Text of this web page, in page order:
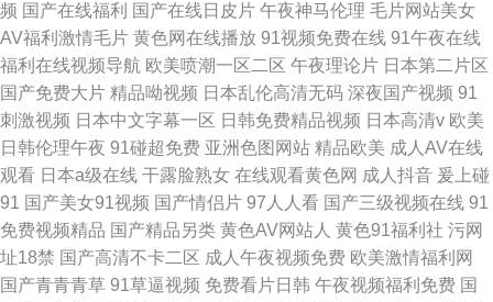
频 国产在线福利 国产在线日皮片 午夜神马伦理 毛片网站美女
AV福利激情毛片 黄色网在线播放 91视频免费在线 91午夜在线
福利在线视频导航 欧美喷潮一区二区 午夜理论片 日本第二片区
国产免费大片 精品呦视频 日本乱伦高清无码 深夜国产视频 91
刺激视频 日本中文字幕一区 日韩免费精品视频 日本高清v 欧美
日韩伦理午夜 91碰超免费 亚洲色图网站 精品欧美 成人AV在线
观看 日本a级在线 干露脸熟女 在线观看黄色网 成人抖音 爰上碰
91 国产美女91视频 国产情侣片 97人人看 国产三级视频在线 91
免费视频精品 国产精品另类 黄色AV网站人 黄色91福利社 污网
址18禁 国产高清不卡二区 成人午夜视频免费 欧美激情福利网
国产青青青草 91草逼视频 免费看片日韩 午夜视频福利免费 国